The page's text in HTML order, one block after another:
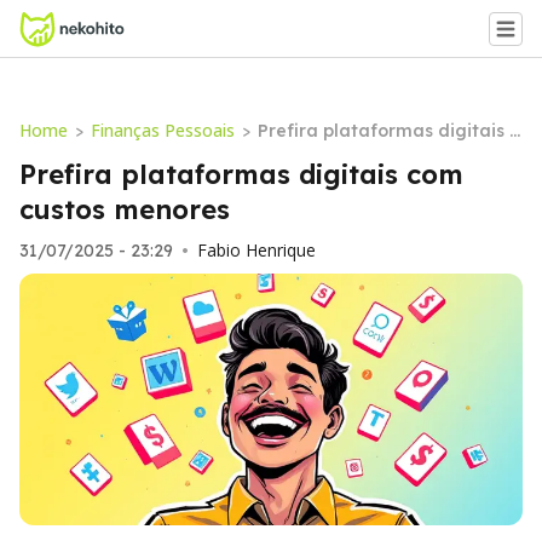
Home > Finanças Pessoais > Prefira plataformas digitais c
om custos menores
Prefira plataformas digitais com
custos menores
31/07/2025 - 23:29 • Fabio Henrique